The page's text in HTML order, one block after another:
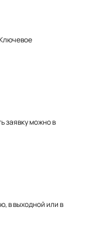
заявку можно в
в выходной или в